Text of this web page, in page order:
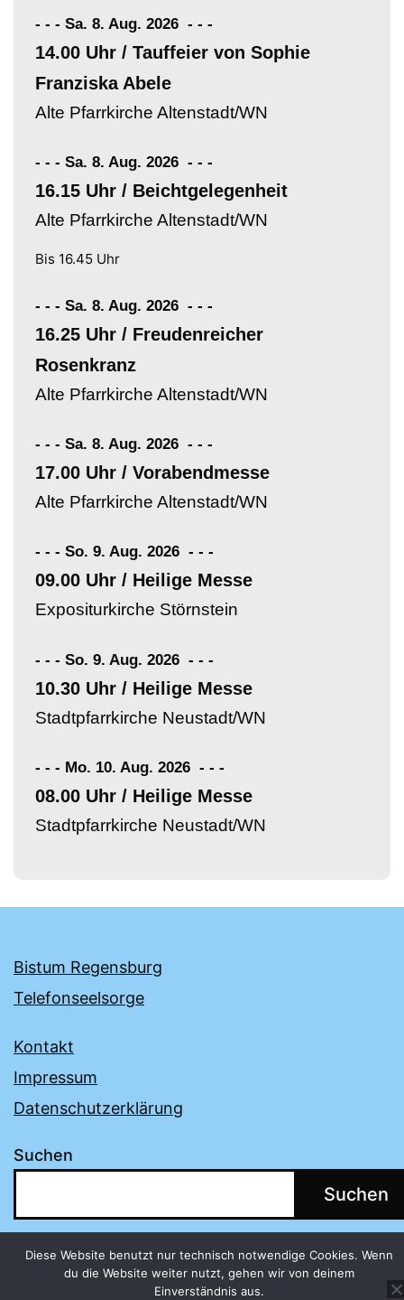
- - - Sa. 8. Aug. 2026 - - -
14.00 Uhr / Tauffeier von Sophie
Franziska Abele
Alte Pfarrkirche Altenstadt/WN
- - - Sa. 8. Aug. 2026 - - -
16.15 Uhr / Beichtgelegenheit
Alte Pfarrkirche Altenstadt/WN
Bis 16.45 Uhr
- - - Sa. 8. Aug. 2026 - - -
16.25 Uhr / Freudenreicher
Rosenkranz
Alte Pfarrkirche Altenstadt/WN
- - - Sa. 8. Aug. 2026 - - -
17.00 Uhr / Vorabendmesse
Alte Pfarrkirche Altenstadt/WN
- - - So. 9. Aug. 2026 - - -
09.00 Uhr / Heilige Messe
Expositurkirche Störnstein
- - - So. 9. Aug. 2026 - - -
10.30 Uhr / Heilige Messe
Stadtpfarrkirche Neustadt/WN
- - - Mo. 10. Aug. 2026 - - -
08.00 Uhr / Heilige Messe
Stadtpfarrkirche Neustadt/WN
Bistum Regensburg
Telefonseelsorge
Kontakt
Impressum
Datenschutzerklärung
Suchen
Suchen
Diese Website benutzt nur technisch notwendige Cookies. Wenn
du die Website weiter nutzt, gehen wir von deinem
Einverständnis aus.